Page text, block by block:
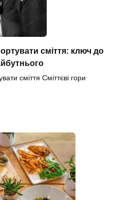
сміття: ключ до
сміття Сміттєві гори